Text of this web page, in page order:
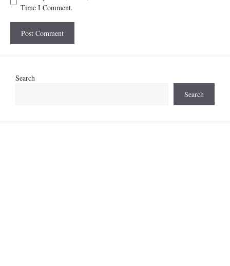
Time I Comment.
Search
Search